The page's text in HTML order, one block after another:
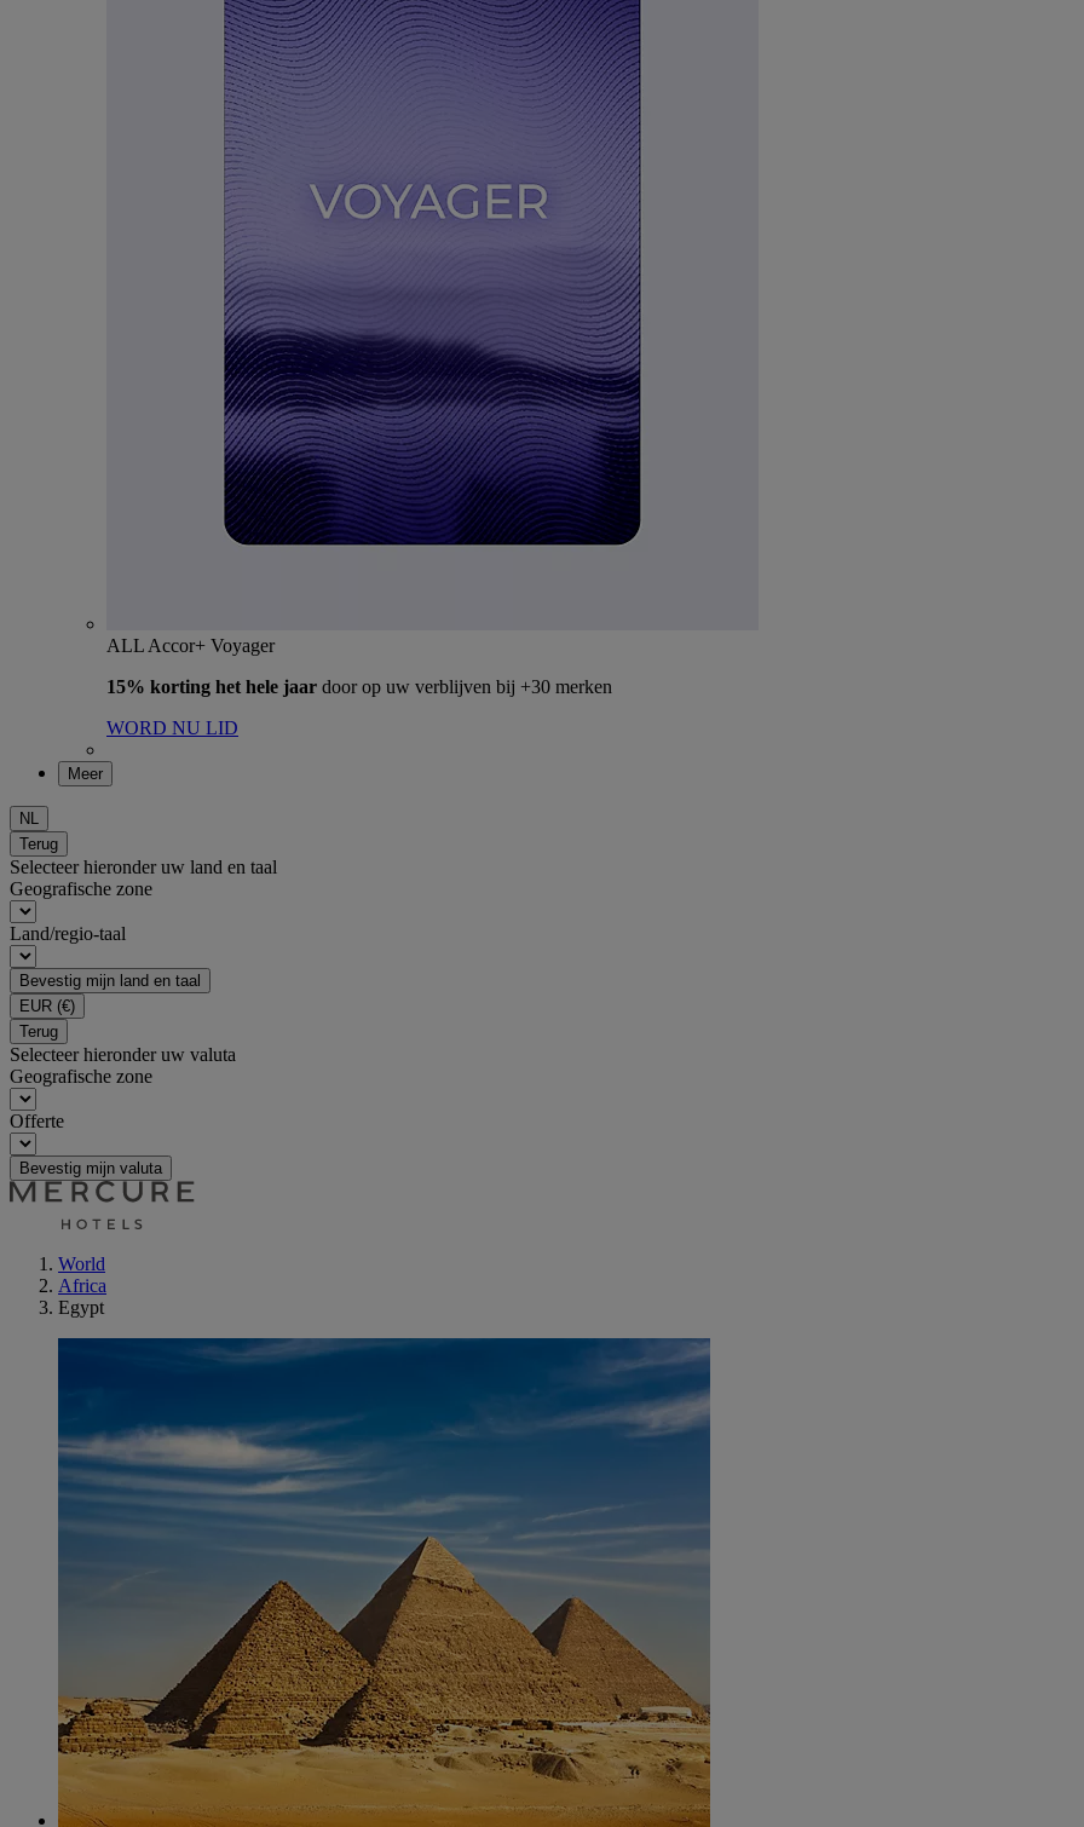
ALL Accor+ Voyager
15% korting het hele jaar door op uw verblijven bij +30 merken
WORD NU LID
Meer
NL
Terug
Selecteer hieronder uw land en taal
Geografische zone
Land/regio-taal
Bevestig mijn land en taal
EUR (€)
Terug
Selecteer hieronder uw valuta
Geografische zone
Offerte
Bevestig mijn valuta
World
Africa
Egypt